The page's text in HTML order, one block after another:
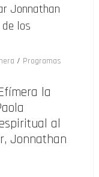
Jonnathan
los
/ Programas
la
al
Jonnathan